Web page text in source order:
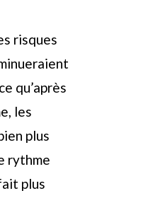
risques
qu’après
les
plus
rythme
plus